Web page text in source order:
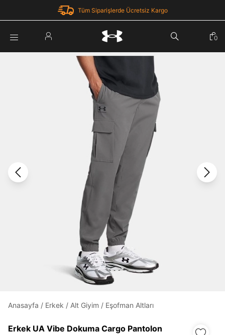
Tüm Siparişlerde Ücretsiz Kargo
Giriş Yap
Under Armour'da yeni misiniz?
Üye Olmadan Devam Et
0
Anasayfa / Erkek / Alt Giyim / Eşofman Altları
Erkek UA Vibe Dokuma Cargo Pantolon
Parola Yenileme
Parolayı Yenile
Giriş Sayfasına Dön
Zaten hesabın var mı? Giriş yap
Daha hızlı ödeme.
Kolay iade ve değişim.
Giriş Yap Kayıt Ol